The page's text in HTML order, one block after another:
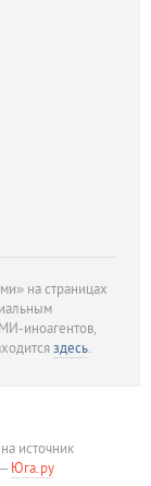
на страницах
иноагентов,
здесь.
источник
Юга.ру